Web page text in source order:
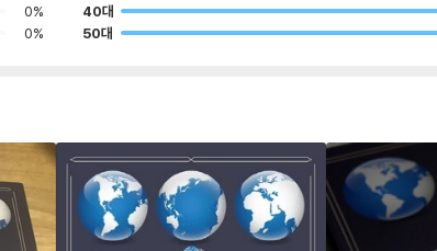
0%
0%
40대
50대